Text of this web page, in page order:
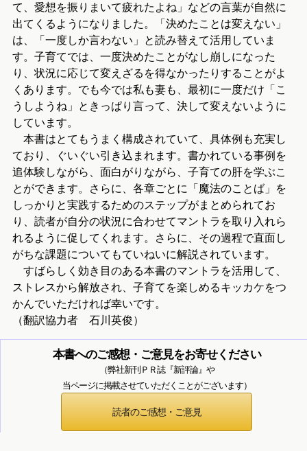
て、愛想を振りまいて疲れたよね」などの言葉が自然に
出てくるようになりました。「決めたことは変えない」
は、「一度しか言わない」と読み替えて活用していま
す。子育てでは、一度決めたことがなし崩しになった
り、状況に応じて変えざるを得なかったりすることがよ
くあります。でも今では私も妻も、最初に一度だけ「こ
うしようね」ときっぱり言って、決して変えないように
しています。
本書はとてもうまく構成されていて、具体例も充実し
ており、ぐいぐい引き込まれます。書かれている事例を
追体験しながら、面白がりながら、子育ての肝を学ぶこ
とができます。さらに、各章ごとに「魔法のことば」を
しっかりと実践するためのステップがまとめられてお
り、読者が自分の状況に合わせてマントラを取り入れら
れるように促してくれます。さらに、その過程で直面し
がちな課題についてもていねいに解説されています。
すばらしく効き目のある本書のマントラを活用して、
ストレスから解放され、子育てを楽しめるキッカケをつ
かんでいただければ幸いです。
（翻訳協力者 石川英俊）
本書へのご感想・ご意見をお寄せください
（弊社新刊ＰＲ誌『新評論』や
当ページに掲載させていただくことがございます）
読者のご感想・ご意見